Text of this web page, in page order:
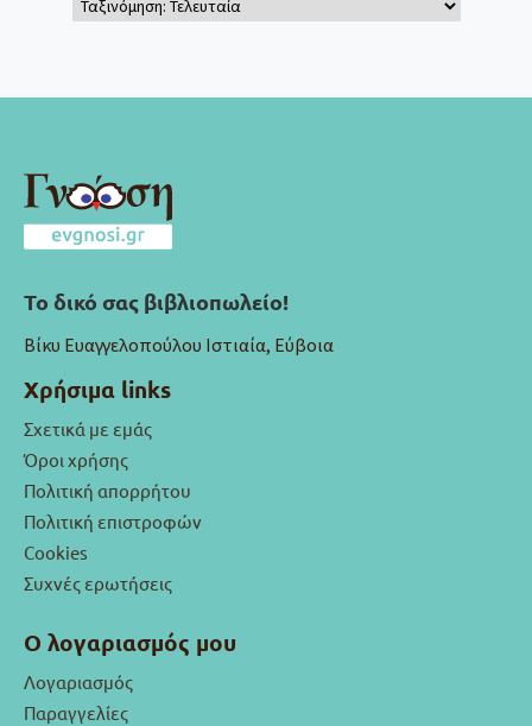
Το δικό σας βιβλιοπωλείο!
Βίκυ Ευαγγελοπούλου Ιστιαία, Εύβοια
Χρήσιμα links
Σχετικά με εμάς
Όροι χρήσης
Πολιτική απορρήτου
Πολιτική επιστροφών
Cookies
Συχνές ερωτήσεις
Ο λογαριασμός μου
Λογαριασμός
Παραγγελίες